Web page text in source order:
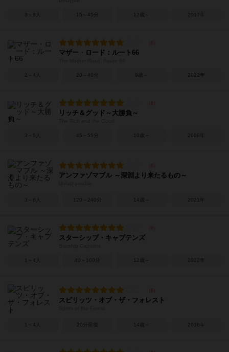
3～8人 15～45分 12歳～ 2017年
マザー・ロード：ルート66
2～4人 20～40分 9歳～ 2022年
リッチ＆グッド～大勝負～
3～5人 45～55分 10歳～ 2008年
アンファゾマブル ～深淵より来たるもの～
3～6人 120～240分 14歳～ 2021年
スターシップ・キャプテンズ
1～4人 40～100分 12歳～ 2022年
スピリッツ・オブ・ザ・フォレスト
1～4人 20分前後 14歳～ 2018年